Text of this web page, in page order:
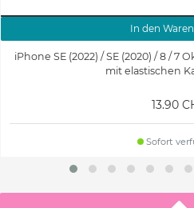
In den
iPhone SE (2022) / SE (2020) / 8 / 7
mit elastischen
13.90
Sofort